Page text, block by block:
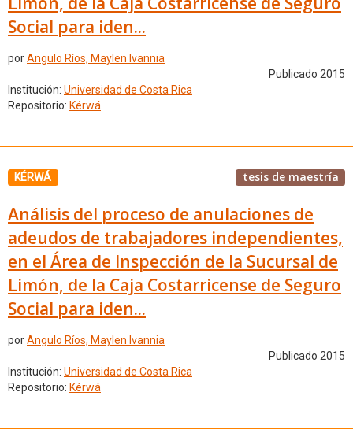
Social para iden...
porAngulo Ríos, Maylen Ivannia
Publicado 2015
Institución: Universidad de Costa Rica
Repositorio: Kérwá
KÉRWÁ tesis de maestría
Análisis del proceso de anulaciones de
adeudos de trabajadores independientes,
en el Área de Inspección de la Sucursal de
Limón, de la Caja Costarricense de Seguro
Social para iden...
porAngulo Ríos, Maylen Ivannia
Publicado 2015
Institución: Universidad de Costa Rica
Repositorio: Kérwá